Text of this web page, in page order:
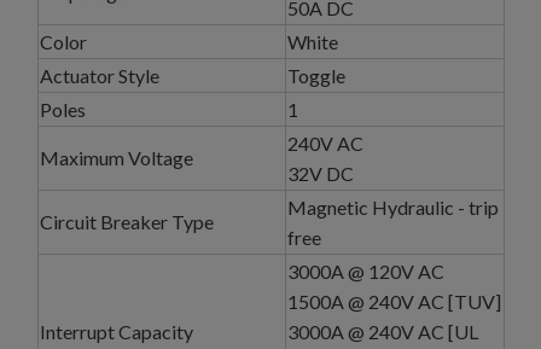
50A DC
Color
White
Actuator Style
Toggle
Poles
1
Maximum Voltage
240V AC
32V DC
Circuit Breaker Type
Magnetic Hydraulic - trip
free
Interrupt Capacity
3000A @ 120V AC
1500A @ 240V AC [TUV]
3000A @ 240V AC [UL